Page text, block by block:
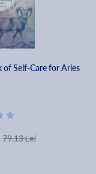
of Self-Care for Aries
79.13 Lei